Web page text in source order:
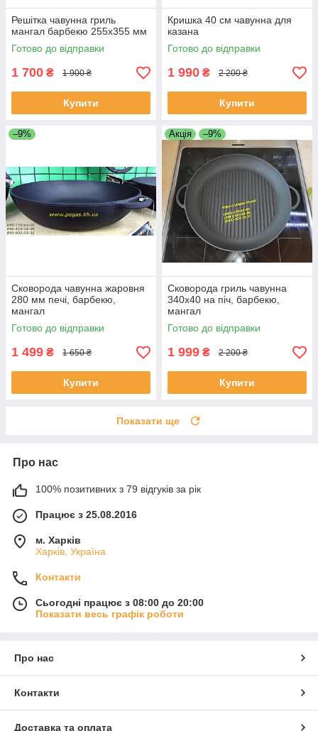
Решітка чавунна гриль
мангал барбекю 255х355 мм
Готово до відправки
1 700 ₴ 1 900 ₴
Купити
Кришка 40 см чавунна для
казана
Готово до відправки
1 990 ₴ 2 200 ₴
Купити
–9%
Сковорода чавунна жаровня
280 мм печі, барбекю,
мангал
Готово до відправки
1 499 ₴ 1 650 ₴
Купити
Акція –9%
Сковорода гриль чавунна
340х40 на піч, барбекю,
мангал
Готово до відправки
1 999 ₴ 2 200 ₴
Купити
Показати ще
Про нас
100% позитивних з 79 відгуків за рік
Працює з 25.08.2016
м. Харків
Харків, Україна
Контакти
Сьогодні працює з 08:00 до 20:00
Показати весь графік роботи
Про нас
Контакти
Доставка та оплата